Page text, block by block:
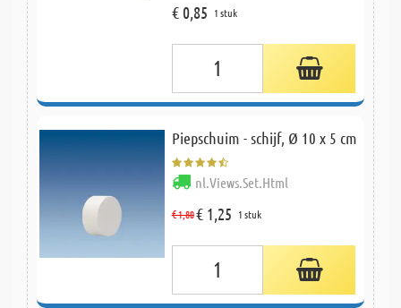
€ 0,85 1 stuk
Piepschuim - schijf, Ø 10 x 5 cm
nl.Views.Set.Html
€ 1,80€ 1,25 1 stuk